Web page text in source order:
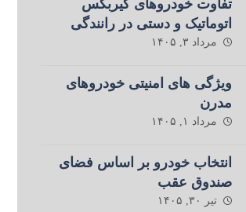
تفاوت خودروهای گیربکس
اتوماتیک و دستی در رانندگی
مرداد ۳, ۱۴۰۵
ویژگی های امنیتی خودروهای
مدرن
مرداد ۱, ۱۴۰۵
انتخاب خودرو بر اساس فضای
صندوق عقب
تیر ۳۰, ۱۴۰۵